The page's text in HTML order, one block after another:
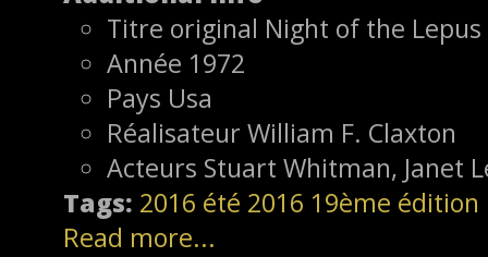
Titre original Night of the Lepus
Année 1972
Pays Usa
Réalisateur William F. Claxton
Acteurs Stuart Whitman, Janet
Tags: 2016 été 2016 19ème édition
Read more...